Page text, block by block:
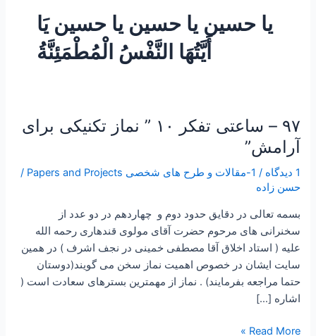
یا حسین یا حسین یا حسین یَا
أَیَّتُهَا النَّفْسُ الْمُطْمَئِنَّةُ
۹۷ – ساعتی تفکر ۱۰ ” نماز تکنیکی برای
آرامش”
1 دیدگاه / 1-مقالات و طرح های شخصی Papers and Projects
/
حسن زاده
بسمه تعالی در دقایق حدود دوم و چهاردهم در دو عدد از
سخنرانی های مرحوم حضرت آقای مولوی قندهاری رحمه الله
علیه ( استاد اخلاق آقا مصطفی خمینی در نجف اشرف ) در همین
سایت ایشان در خصوص اهمیت نماز سخن می گویند(دوستان
حتما مراجعه بفرمایند) . نماز از مهمترین بسترهای سعادت است (
اشاره […]
۹۷
–
ساعتی
تفکر
۱۰
تکنیکی
برای
آرامش”
Read More »